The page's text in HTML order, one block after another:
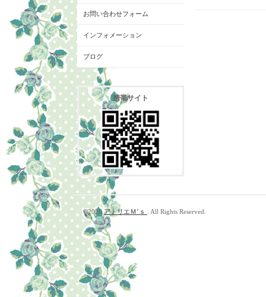
お問い合わせフォーム
インフォメーション
ブログ
携帯サイト
©2026アトリエＭ’ｓ . All Rights Reserved.